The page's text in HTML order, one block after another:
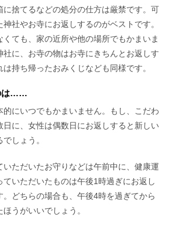
に捨てるなどの処分の仕方は厳禁です。可
社やお寺にお返しするのがベストです。
ても、家の近所や他の場所でもかまいま
に、お寺の物はお寺にきちんとお返しす
持ち帰ったおみくじなども同様です。
は……
的にいつでもかまいません。もし、こだわ
日に、女性は偶数日にお返しすると新しい
しょう。
ただいたお守りなどは午前中に、健康運
いただいたものは午後1時過ぎにお返し
どちらの場合も、午後4時を過ぎてから
うがいいでしょう。